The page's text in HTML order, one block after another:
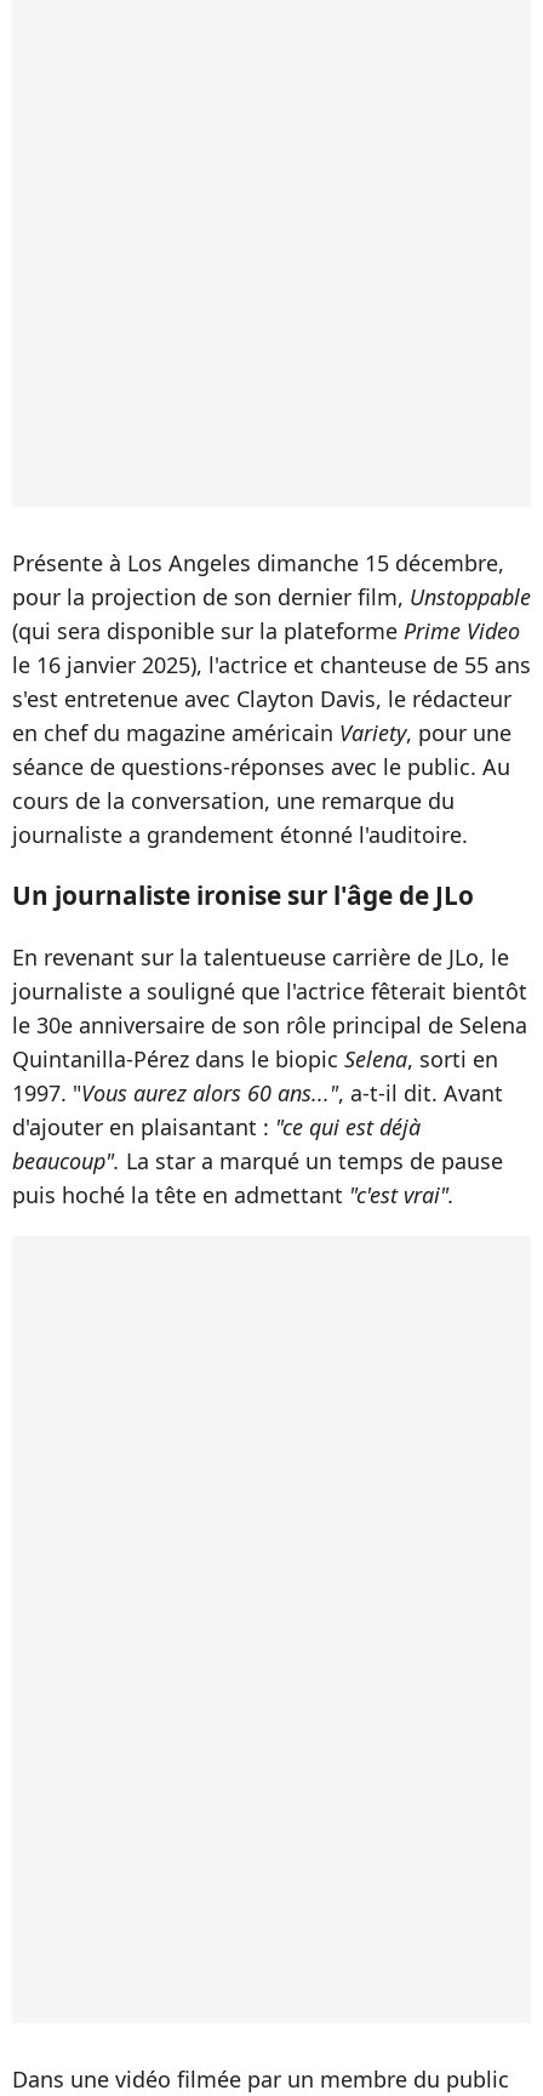
Présente à Los Angeles dimanche 15 décembre,
pour la projection de son dernier film, Unstoppable
(qui sera disponible sur la plateforme Prime Video
le 16 janvier 2025), l'actrice et chanteuse de 55 ans
s'est entretenue avec Clayton Davis, le rédacteur
en chef du magazine américain Variety, pour une
séance de questions-réponses avec le public. Au
cours de la conversation, une remarque du
journaliste a grandement étonné l'auditoire.
Un journaliste ironise sur l'âge de JLo
En revenant sur la talentueuse carrière de JLo, le
journaliste a souligné que l'actrice fêterait bientôt
le 30e anniversaire de son rôle principal de Selena
Quintanilla-Pérez dans le biopic Selena, sorti en
1997. "Vous aurez alors 60 ans...", a-t-il dit. Avant
d'ajouter en plaisantant : "ce qui est déjà
beaucoup". La star a marqué un temps de pause
puis hoché la tête en admettant "c'est vrai".
Dans une vidéo filmée par un membre du public